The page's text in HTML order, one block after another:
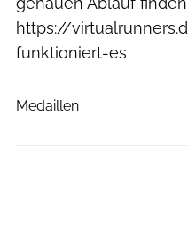
https://
funktioniert-es
Medaillen